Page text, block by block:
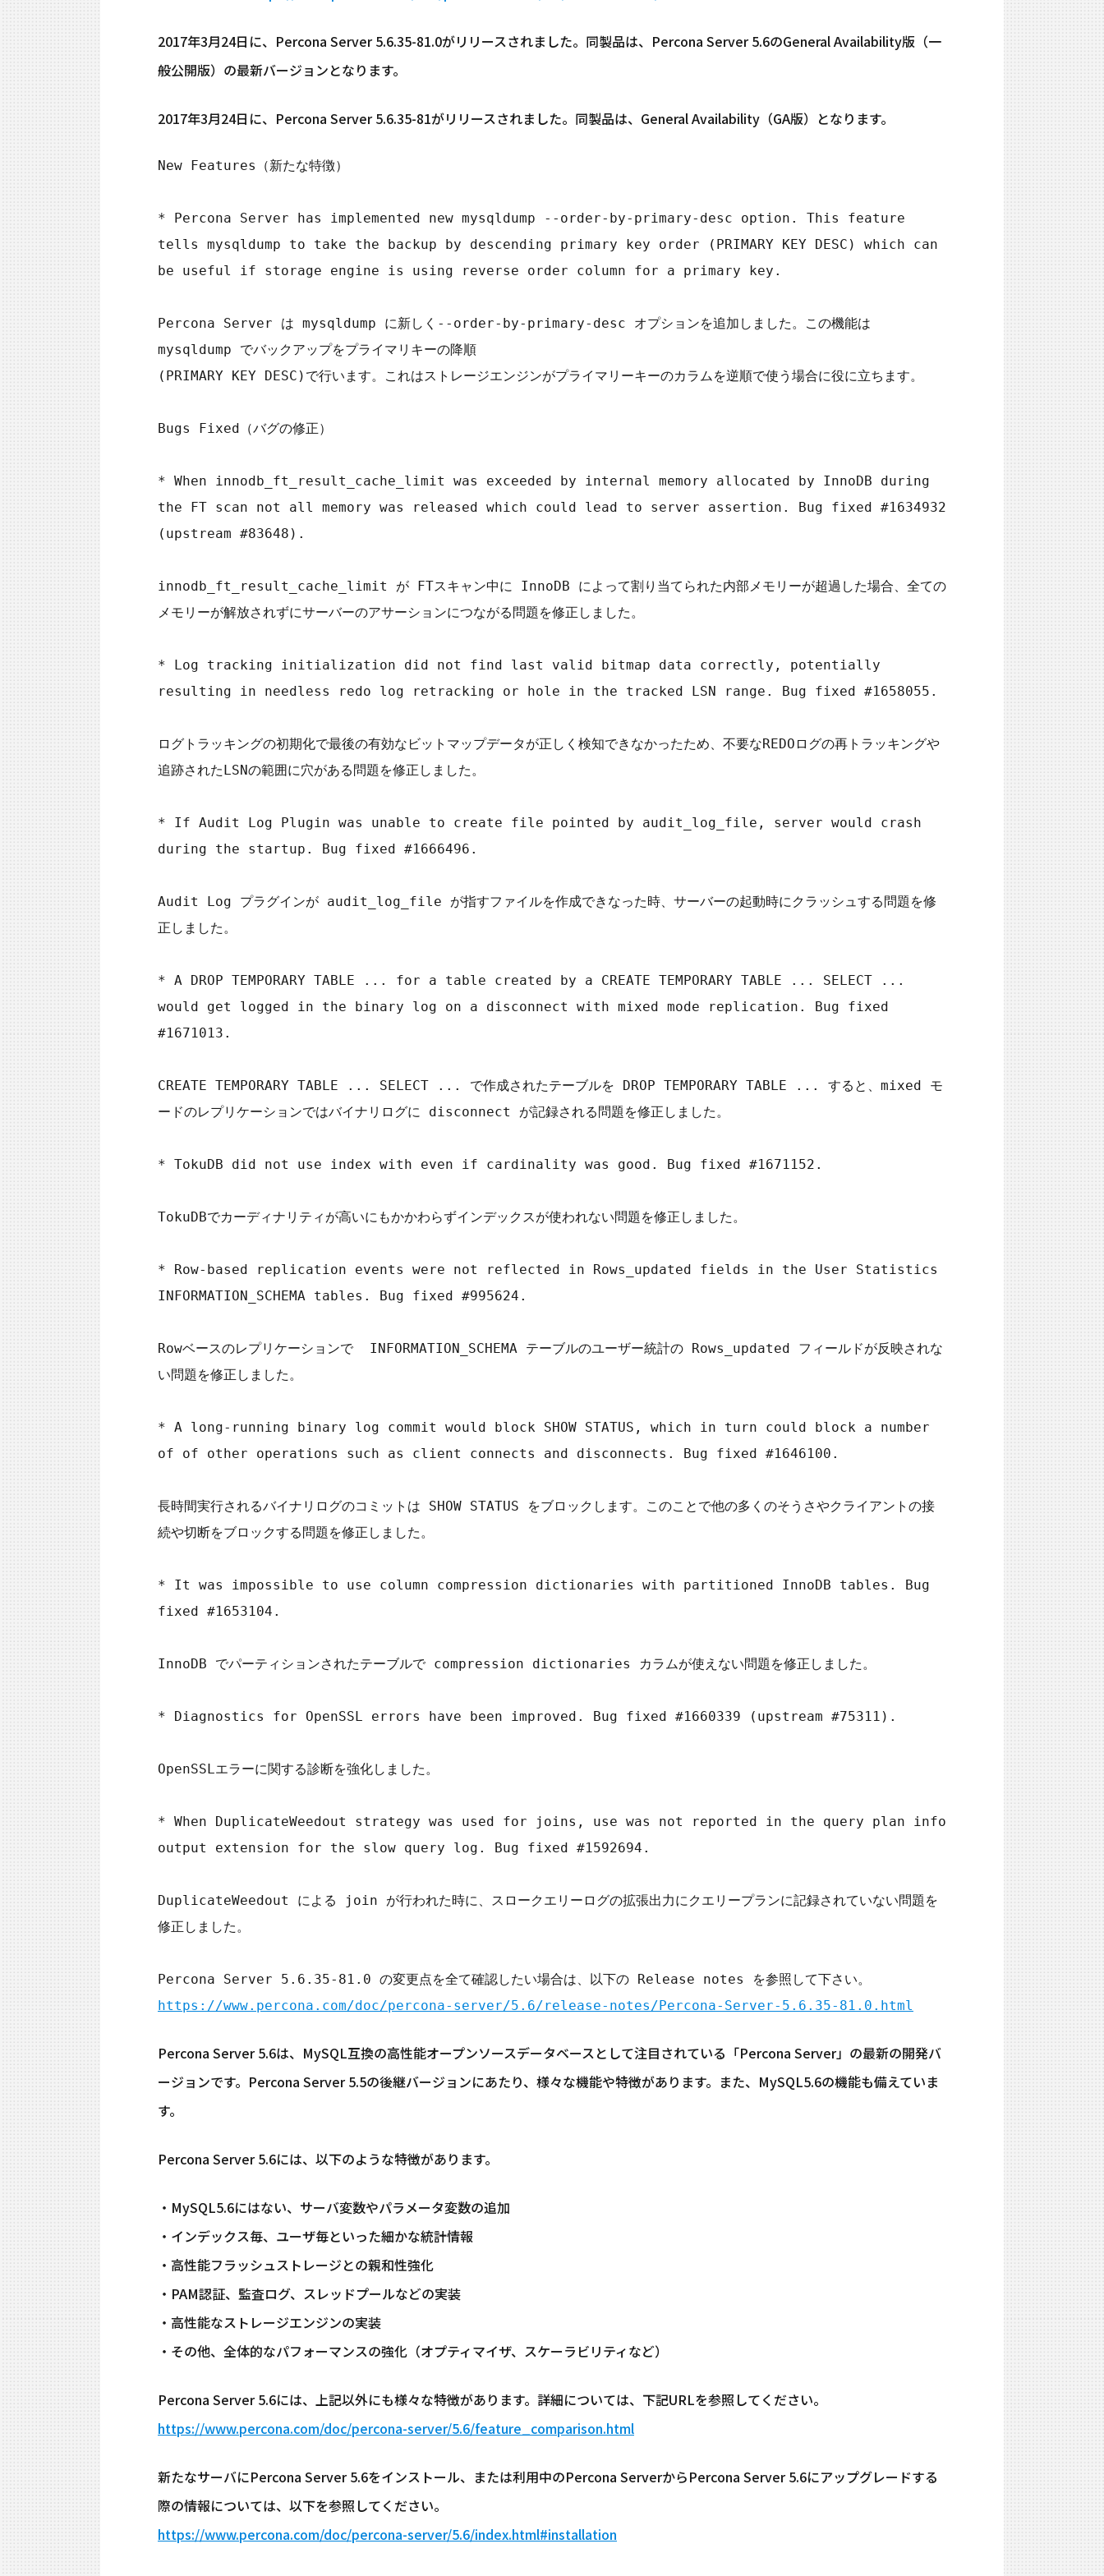
2017年3月24日に、Percona Server 5.6.35-81.0がリリースされました。同製品は、Percona Server 5.6のGeneral Availability版（一
般公開版）の最新バージョンとなります。
2017年3月24日に、Percona Server 5.6.35-81がリリースされました。同製品は、General Availability（GA版）となります。
New Features（新たな特徴）
* Percona Server has implemented new mysqldump --order-by-primary-desc option. This feature
tells mysqldump to take the backup by descending primary key order (PRIMARY KEY DESC) which can
be useful if storage engine is using reverse order column for a primary key.
Percona Server は mysqldump に新しく--order-by-primary-desc オプションを追加しました。この機能は
mysqldump でバックアップをプライマリキーの降順
(PRIMARY KEY DESC)で行います。これはストレージエンジンがプライマリーキーのカラムを逆順で使う場合に役に立ちます。
Bugs Fixed（バグの修正）
* When innodb_ft_result_cache_limit was exceeded by internal memory allocated by InnoDB during
the FT scan not all memory was released which could lead to server assertion. Bug fixed #1634932
(upstream #83648).
innodb_ft_result_cache_limit が FTスキャン中に InnoDB によって割り当てられた内部メモリーが超過した場合、全ての
メモリーが解放されずにサーバーのアサーションにつながる問題を修正しました。
* Log tracking initialization did not find last valid bitmap data correctly, potentially
resulting in needless redo log retracking or hole in the tracked LSN range. Bug fixed #1658055.
ログトラッキングの初期化で最後の有効なビットマップデータが正しく検知できなかったため、不要なREDOログの再トラッキングや
追跡されたLSNの範囲に穴がある問題を修正しました。
* If Audit Log Plugin was unable to create file pointed by audit_log_file, server would crash
during the startup. Bug fixed #1666496.
Audit Log プラグインが audit_log_file が指すファイルを作成できなった時、サーバーの起動時にクラッシュする問題を修
正しました。
* A DROP TEMPORARY TABLE ... for a table created by a CREATE TEMPORARY TABLE ... SELECT ...
would get logged in the binary log on a disconnect with mixed mode replication. Bug fixed
#1671013.
CREATE TEMPORARY TABLE ... SELECT ... で作成されたテーブルを DROP TEMPORARY TABLE ... すると、mixed モ
ードのレプリケーションではバイナリログに disconnect が記録される問題を修正しました。
* TokuDB did not use index with even if cardinality was good. Bug fixed #1671152.
TokuDBでカーディナリティが高いにもかかわらずインデックスが使われない問題を修正しました。
* Row-based replication events were not reflected in Rows_updated fields in the User Statistics
INFORMATION_SCHEMA tables. Bug fixed #995624.
Rowベースのレプリケーションで  INFORMATION_SCHEMA テーブルのユーザー統計の Rows_updated フィールドが反映されな
い問題を修正しました。
* A long-running binary log commit would block SHOW STATUS, which in turn could block a number
of of other operations such as client connects and disconnects. Bug fixed #1646100.
長時間実行されるバイナリログのコミットは SHOW STATUS をブロックします。このことで他の多くのそうさやクライアントの接
続や切断をブロックする問題を修正しました。
* It was impossible to use column compression dictionaries with partitioned InnoDB tables. Bug
fixed #1653104.
InnoDB でパーティションされたテーブルで compression dictionaries カラムが使えない問題を修正しました。
* Diagnostics for OpenSSL errors have been improved. Bug fixed #1660339 (upstream #75311).
OpenSSLエラーに関する診断を強化しました。
* When DuplicateWeedout strategy was used for joins, use was not reported in the query plan info
output extension for the slow query log. Bug fixed #1592694.
DuplicateWeedout による join が行われた時に、スロークエリーログの拡張出力にクエリープランに記録されていない問題を
修正しました。
https://www.percona.com/doc/percona-server/5.6/release-notes/Percona-Server-5.6.35-81.0.html
Percona Server 5.6は、MySQL互換の高性能オープンソースデータベースとして注目されている「Percona Server」の最新の開発バ
ージョンです。Percona Server 5.5の後継バージョンにあたり、様々な機能や特徴があります。また、MySQL5.6の機能も備えていま
す。
Percona Server 5.6には、以下のような特徴があります。
・MySQL5.6にはない、サーバ変数やパラメータ変数の追加
・インデックス毎、ユーザ毎といった細かな統計情報
・高性能フラッシュストレージとの親和性強化
・PAM認証、監査ログ、スレッドプールなどの実装
・高性能なストレージエンジンの実装
・その他、全体的なパフォーマンスの強化（オプティマイザ、スケーラビリティなど）
Percona Server 5.6には、上記以外にも様々な特徴があります。詳細については、下記URLを参照してください。
https://www.percona.com/doc/percona-server/5.6/feature_comparison.html
新たなサーバにPercona Server 5.6をインストール、または利用中のPercona ServerからPercona Server 5.6にアップグレードする
際の情報については、以下を参照してください。
https://www.percona.com/doc/percona-server/5.6/index.html#installation